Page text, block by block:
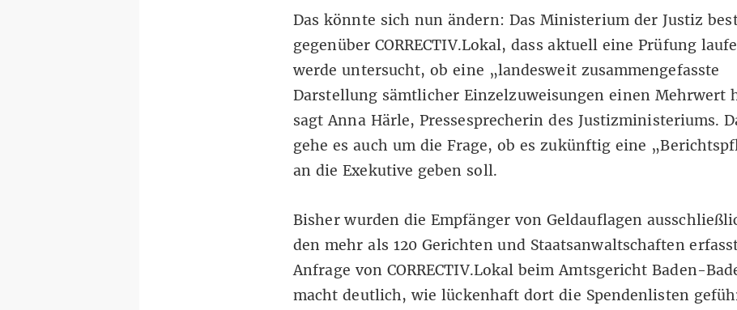
Das könnte sich nun ändern: Das Ministerium der Justiz
gegenüber CORRECTIV.Lokal, dass aktuell eine Prüfung
werde untersucht, ob eine „landesweit zusammengefasste
Darstellung sämtlicher Einzelzuweisungen einen Mehrwert
sagt Anna Härle, Pressesprecherin des Justizministeriums.
gehe es auch um die Frage, ob es zukünftig eine
an die Exekutive geben soll.
Bisher wurden die Empfänger von Geldauflagen
den mehr als 120 Gerichten und Staatsanwaltschaften
Anfrage von CORRECTIV.Lokal beim AmtsgerichtBaden-
macht deutlich, wie lückenhaft dort die Spendenlisten